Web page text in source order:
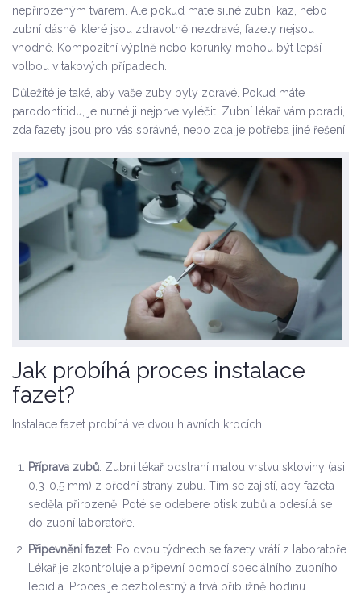
nepřirozeným tvarem. Ale pokud máte silné zubní kaz, nebo
zubní dásně, které jsou zdravotně nezdravé, fazety nejsou
vhodné. Kompozitní výplně nebo korunky mohou být lepší
volbou v takových případech.
Důležité je také, aby vaše zuby byly zdravé. Pokud máte
parodontitidu, je nutné ji nejprve vyléčit. Zubní lékař vám poradí,
zda fazety jsou pro vás správné, nebo zda je potřeba jiné řešení.
Jak probíhá proces instalace
fazet?
Instalace fazet probíhá ve dvou hlavních krocích:
Příprava zubů: Zubní lékař odstraní malou vrstvu skloviny (asi
0,3-0,5 mm) z přední strany zubu. Tím se zajistí, aby fazeta
seděla přirozeně. Poté se odebere otisk zubů a odesílá se
do zubní laboratoře.
Připevnění fazet: Po dvou týdnech se fazety vrátí z laboratoře.
Lékař je zkontroluje a připevní pomocí speciálního zubního
lepidla. Proces je bezbolestný a trvá přibližně hodinu.